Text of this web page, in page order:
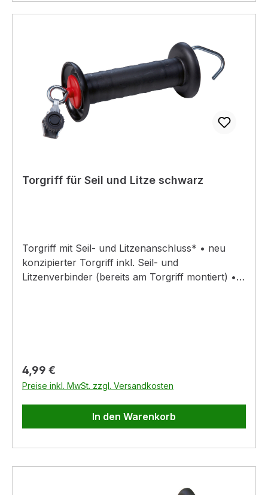
Torgriff für Seil und Litze schwarz
Torgriff mit Seil- und Litzenanschluss* • neu
konzipierter Torgriff inkl. Seil- und
Litzenverbinder (bereits am Torgriff montiert) •
Regulärer Preis:
4,99 €
Preise inkl. MwSt. zzgl. Versandkosten
In den Warenkorb